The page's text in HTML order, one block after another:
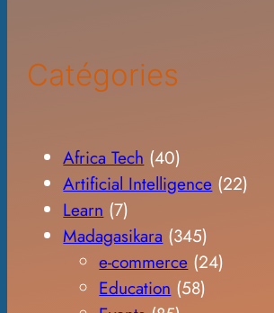
Catégories
Africa Tech (40)
Artificial Intelligence (22)
Learn (7)
Madagasikara (345)
e-commerce (24)
Education (58)